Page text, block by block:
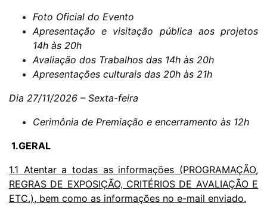
Foto Oficial do Evento
Apresentação e visitação pública aos projetos
14h às 20h
Avaliação dos Trabalhos das 14h às 20h
Apresentações culturais das 20h às 21h
Dia 27/11/2026 – Sexta-feira
Cerimônia de Premiação e encerramento às 12h
1.GERAL
1.1 Atentar a todas as informações (PROGRAMAÇÃO,
REGRAS DE EXPOSIÇÃO, CRITÉRIOS DE AVALIAÇÃO E
ETC.), bem como as informações no e-mail enviado.